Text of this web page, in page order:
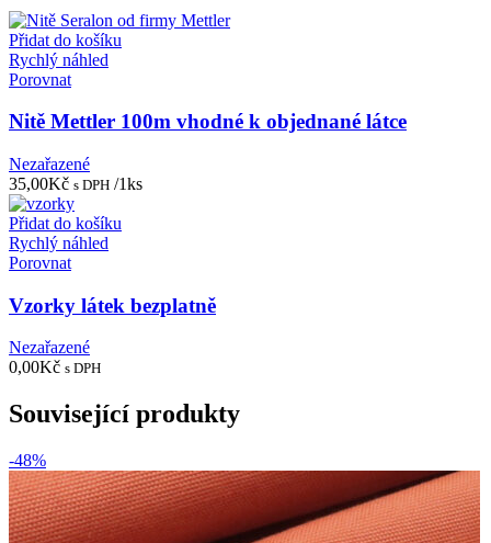
Přidat do košíku
Rychlý náhled
Porovnat
Nitě Mettler 100m vhodné k objednané látce
Nezařazené
35,00Kč s DPH /1ks
Přidat do košíku
Rychlý náhled
Porovnat
Vzorky látek bezplatně
Nezařazené
0,00Kč s DPH
Související produkty
-48%